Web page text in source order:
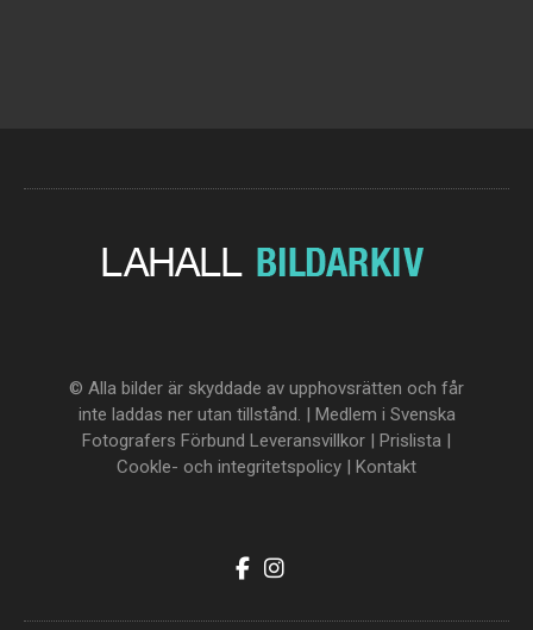
© Alla bilder är skyddade av upphovsrätten och får
inte laddas ner utan tillstånd. | Medlem i Svenska
Fotografers Förbund Leveransvillkor | Prislista |
Cookle- och integritetspolicy | Kontakt